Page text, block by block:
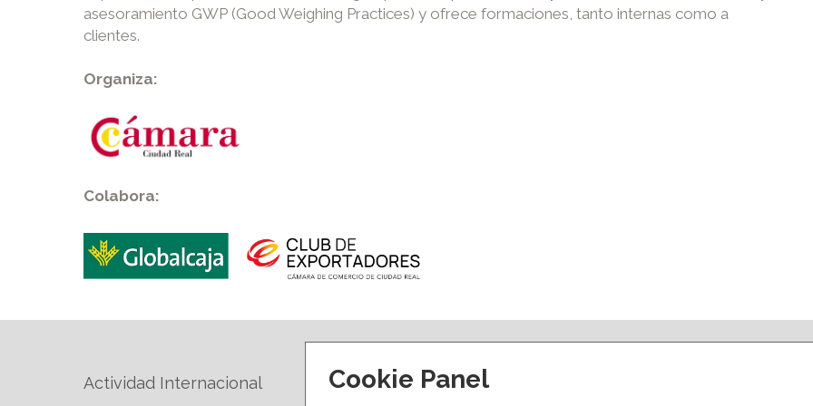
asesoramiento GWP (Good Weighing Practices) y ofrece formaciones, tanto internas como a
clientes.
Organiza:
Colabora:
Actividad Internacional Formación y eventos
Cookie Panel